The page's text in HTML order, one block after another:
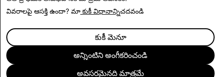
వివరాలపై ఆసక్తి ఉందా? మా కుకీ విధానాన్నిచదవండి
అవసరమైనది మాత్రమే
అన్నింటిని అంగీకరించండి
కుకీ మెనూ